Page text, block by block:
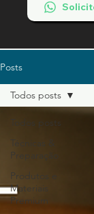
Posts
Todos posts
Técnicas &
Preparação
Produtos e
Materiais
Premium
Todos posts